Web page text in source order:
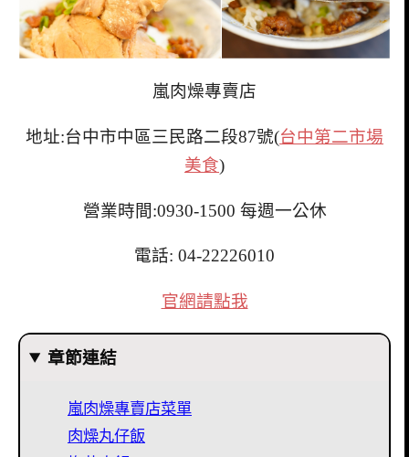
嵐肉燥專賣店
地址:台中市中區三民路二段87號(台中第二市場
美食)
營業時間:0930-1500 每週一公休
電話: 04-22226010
官網請點我
章節連結
嵐肉燥專賣店菜單
肉燥丸仔飯